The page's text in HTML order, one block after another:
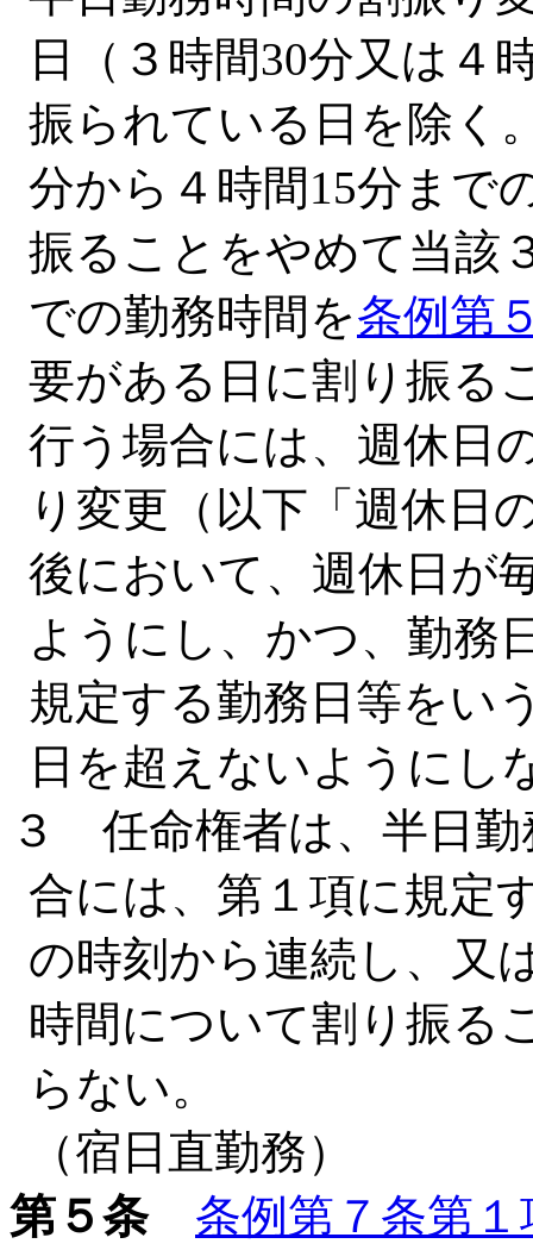
日（３時間30分又は４
振られている日を除く
分から４時間15分まで
振ることをやめて当該
での勤務時間を条例第
要がある日に割り振る
行う場合には、週休日
り変更（以下「週休日
後において、週休日が
ようにし、かつ、勤務
規定する勤務日等をい
日を超えないようにし
３ 任命権者は、半日勤
合には、第１項に規定
の時刻から連続し、又
時間について割り振る
らない。
（宿日直勤務）
第５条
条例第７条第１